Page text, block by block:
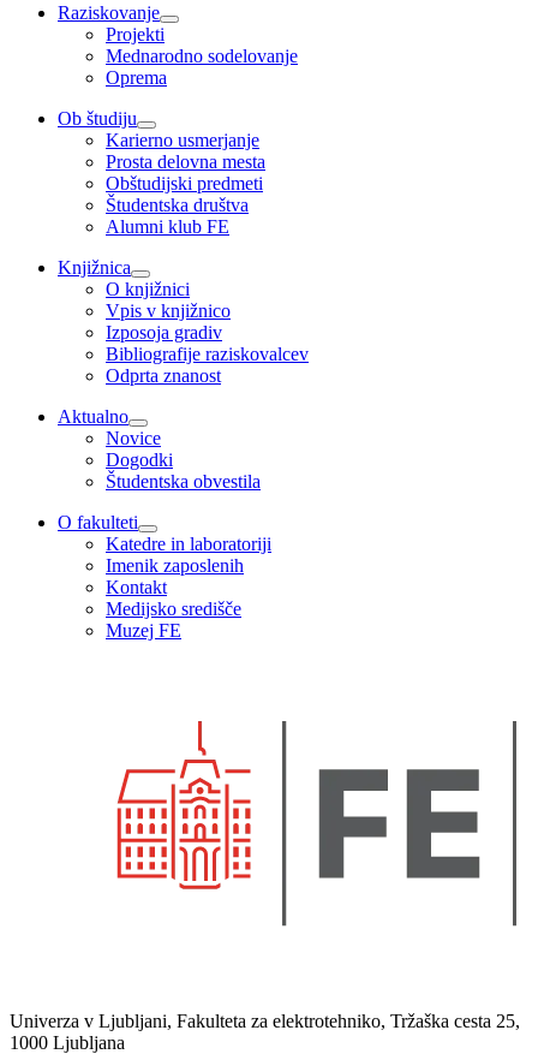
Raziskovanje
Projekti
Mednarodno sodelovanje
Oprema
Ob študiju
Karierno usmerjanje
Prosta delovna mesta
Obštudijski predmeti
Študentska društva
Alumni klub FE
Knjižnica
O knjižnici
Vpis v knjižnico
Izposoja gradiv
Bibliografije raziskovalcev
Odprta znanost
Aktualno
Novice
Dogodki
Študentska obvestila
O fakulteti
Katedre in laboratoriji
Imenik zaposlenih
Kontakt
Medijsko središče
Muzej FE
Univerza v Ljubljani, Fakulteta za elektrotehniko, Tržaška cesta 25,
1000 Ljubljana